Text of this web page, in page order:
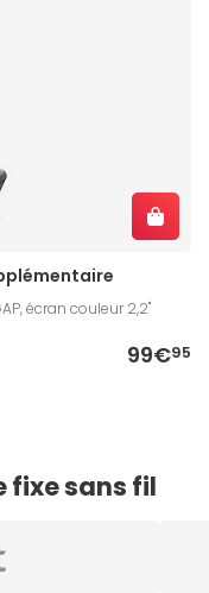
écran couleur 2,2"
99€95
fixe sans fil